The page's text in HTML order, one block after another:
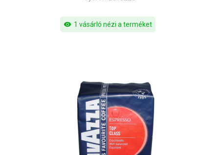
visibility 1 vásárló nézi a terméket